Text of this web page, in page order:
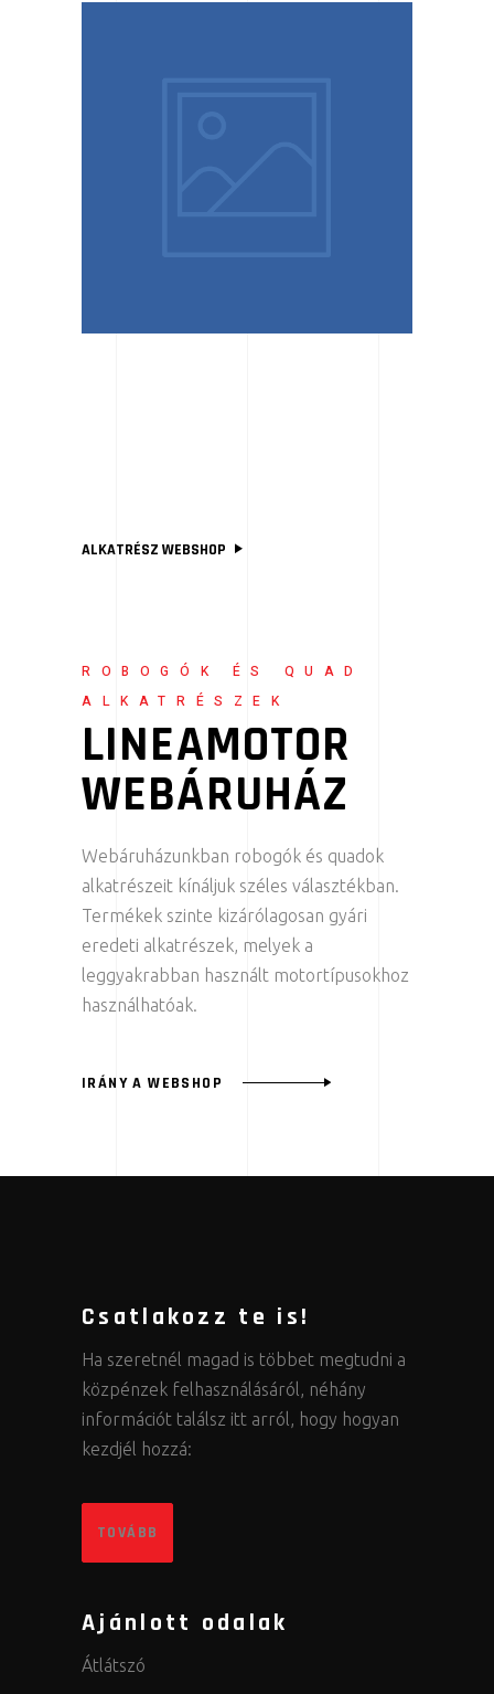
ROBOGÓK ÉS QUAD
ALKATRÉSZEK
LINEAMOTOR
WEBÁRUHÁZ
Webáruházunkban robogók és quadok
alkatrészeit kínáljuk széles választékban.
Termékek szinte kizárólagosan gyári
eredeti alkatrészek, melyek a
leggyakrabban használt motortípusokhoz
használhatóak.
IRÁNY A WEBSHOP
ALKATRÉSZ WEBSHOP
Csatlakozz te is!
Ha szeretnél magad is többet megtudni a
közpénzek felhasználásáról, néhány
információt találsz itt arról, hogy hogyan
kezdjél hozzá:
TOVÁBB
Ajánlott odalak
Átlátszó